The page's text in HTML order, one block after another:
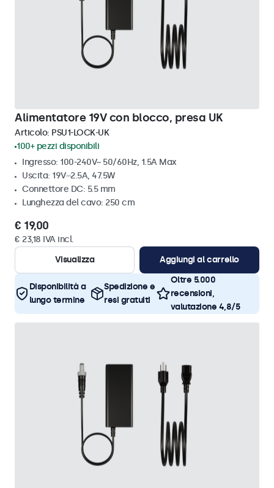
Alimentatore 19V con blocco, presa UK
Articolo: PSU1-LOCK-UK
100+ pezzi disponibili
Ingresso: 100-240V~ 50/60Hz, 1.5A Max
Uscita: 19V⎓2.5A, 47.5W
Connettore DC: 5.5 mm
Lunghezza del cavo: 250 cm
€ 19,00
€ 23,18 IVA incl.
Visualizza
Aggiungi al carrello
Disponibilità a
lungo termine
Spedizione e
resi gratuiti
Oltre 5.000
recensioni,
valutazione 4,8/5